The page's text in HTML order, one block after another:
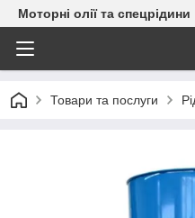
Моторні олії та спецрідини
Товари та послуги